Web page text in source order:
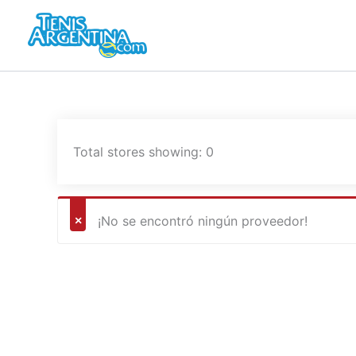
contenido
Total stores showing: 0
¡No se encontró ningún proveedor!